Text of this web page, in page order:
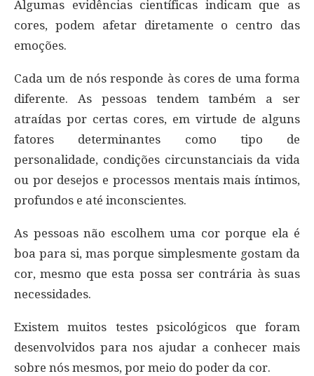
Algumas evidências científicas indicam que as
cores, podem afetar diretamente o centro das
emoções.
Cada um de nós responde às cores de uma forma
diferente. As pessoas tendem também a ser
atraídas por certas cores, em virtude de alguns
fatores determinantes como tipo de
personalidade, condições circunstanciais da vida
ou por desejos e processos mentais mais íntimos,
profundos e até inconscientes.
As pessoas não escolhem uma cor porque ela é
boa para si, mas porque simplesmente gostam da
cor, mesmo que esta possa ser contrária às suas
necessidades.
Existem muitos testes psicológicos que foram
desenvolvidos para nos ajudar a conhecer mais
sobre nós mesmos, por meio do poder da cor.